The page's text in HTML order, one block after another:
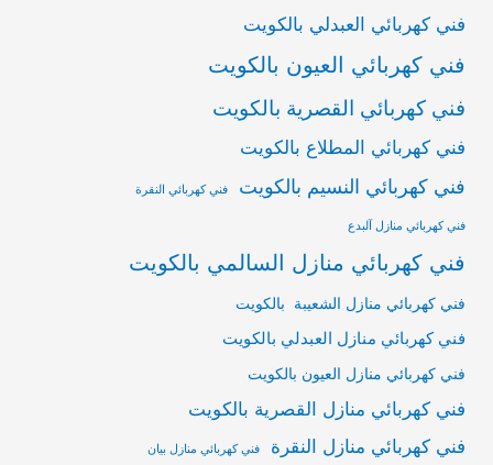
فني كهربائي العبدلي بالكويت
فني كهربائي العيون بالكويت
فني كهربائي القصرية بالكويت
فني كهربائي المطلاع بالكويت
فني كهربائي النسيم بالكويت فني كهربائي النقرة
فني كهربائي منازل آلبدع
فني كهربائي منازل السالمي بالكويت
فني كهربائي منازل الشعيبة بالكويت
فني كهربائي منازل العبدلي بالكويت
فني كهربائي منازل العيون بالكويت
فني كهربائي منازل القصرية بالكويت
فني كهربائي منازل النقرة
فني كهربائي منازل بيان